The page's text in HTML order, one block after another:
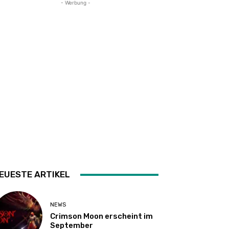
- Werbung -
ARTIKEL
NEWS
Crimson Moon erscheint im
September